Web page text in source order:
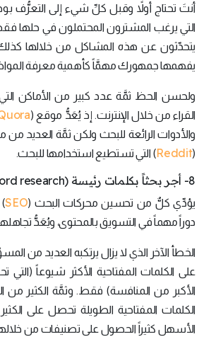
أنتَ تحتاج أولاً وقبل كلِّ شيء إلى التعرُّف
التي يرغب المشترون المحتملون في حلها
يتحدّثون عن هذه المشاكل من خلالها
يفهمها جمهورك مهمَّاً كأهمية معرفة
ولحسن الحظ ثمَّة عدد كبير من الأماكن
القراء من خلال الإنترنت. إذ يُعَدُّ موقع (
والأدوات الرائعة للبحث ولكن ثمَّة العديد
(
Reddit) التي تستطيع استخدامها للبحث.
8- أجر بحثاً بكلمات رئيسة (keyword research):
يؤدِّي كلٌّ من تحسين محركات البحث (SEO
)
دوراً مهماً في التسويق بالمحتوى، ويُعَدُّ
الخطأ الآخر الذي لا يزال يرتكبه العديد من
على الكلمات المفتاحية الأكثر شيوعاً (التي
الأكبر من المنافسة) فقط. وثمَّة الكثير من
الكلمات المفتاحية الطويلة تحصل على
الأسهل كثيراً الحصول على تصنيفات من